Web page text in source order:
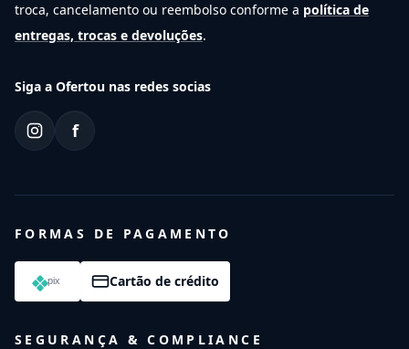
troca, cancelamento ou reembolso conforme a política de
entregas, trocas e devoluções.
Siga a Ofertou nas redes socias
f
FORMAS DE PAGAMENTO
Cartão de crédito
SEGURANÇA & COMPLIANCE